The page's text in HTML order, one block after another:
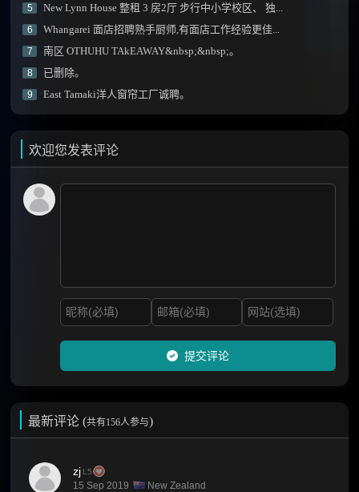
5 New Lynn House 整租 3 房2厅 步行中小学校区、 独...
6 Whangarei 面店招聘熟手厨师,有面店工作经验更佳...
7 南区 OTHUHU TAkEAWAY&nbsp;&nbsp;。
8 已删除。
9 East Tamaki洋人窗帘工厂诚聘。
欢迎您发表评论
提交评论
最新评论 (共有156人参与)
zj L5
15 Sep 2019 New Zealand